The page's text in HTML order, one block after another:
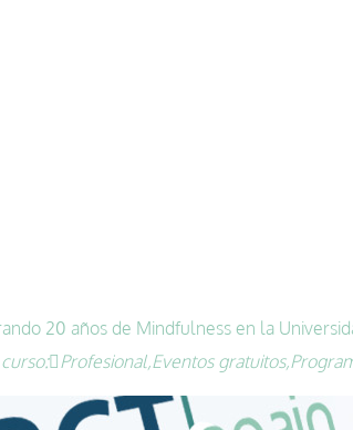
20 años de Mindfulness en la
Profesional,Eventos gratuitos,